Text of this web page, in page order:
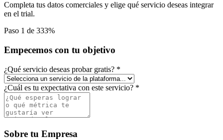
Completa tus datos comerciales y elige qué servicio deseas integrar
en el trial.
Paso 1 de 333%
Empecemos con tu objetivo
¿Qué servicio deseas probar gratis? *
¿Cuál es tu expectativa con este servicio? *
Sobre tu Empresa